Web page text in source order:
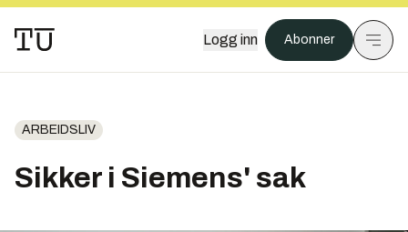
Logg inn Abonner
ARBEIDSLIV
Sikker i Siemens' sak